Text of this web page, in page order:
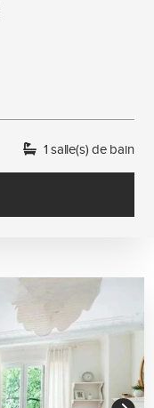
1 salle(s) de bain